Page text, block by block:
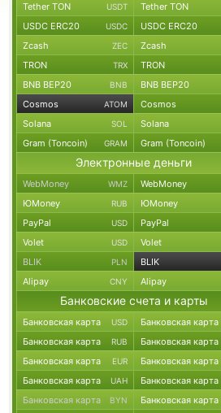
Tether TON USDT Tether TON
USDC ERC20 USDC USDC ERC20
Zcash ZEC Zcash
TRON TRX TRON
BNB BEP20 BNB BNB BEP20
Cosmos ATOM Cosmos
Solana SOL Solana
Gram (Toncoin) GRAM Gram (Toncoin)
Электронные деньги
WebMoney WMZ WebMoney
ЮMoney RUB ЮMoney
PayPal USD PayPal
Volet USD Volet
BLIK PLN BLIK
Alipay CNY Alipay
Банковские счета и карты
Банковская карта USD Банковская карта
Банковская карта RUB Банковская карта
Банковская карта EUR Банковская карта
Банковская карта UAH Банковская карта
Банковская карта BYN Банковская карта